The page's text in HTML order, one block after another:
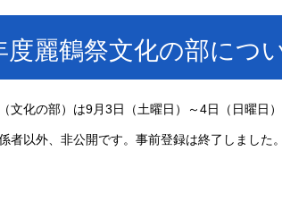
度麗鶴祭文化の部につ
文化の部）は9月3日（土曜日）～4日（日曜日）
者以外、非公開です。事前登録は終了しました。